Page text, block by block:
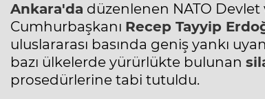
Ankara'da düzenlenen NATO
Cumhurbaşkanı Recep Tayyip
uluslararası basında geniş yankı
bazı ülkelerde yürürlükte bulunan
prosedürlerine tabi tutuldu.